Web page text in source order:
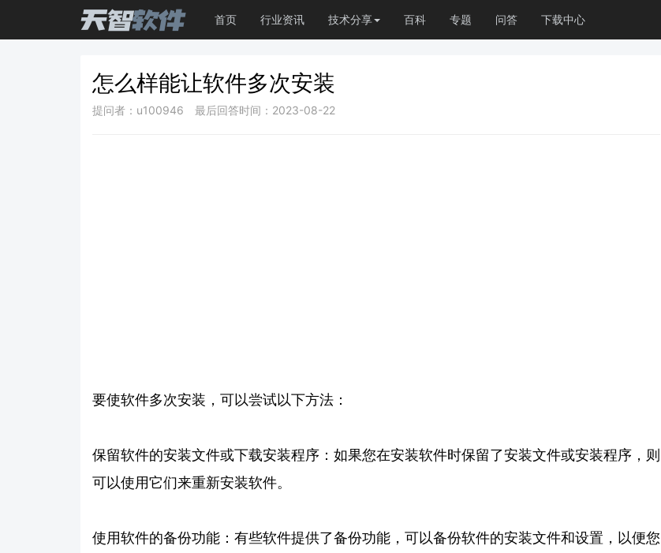
首页 行业资讯 技术分享 百科 专题 问答 下载中心
怎么样能让软件多次安装
提问者：u100946 最后回答时间：2023-08-22
要使软件多次安装，可以尝试以下方法：
保留软件的安装文件或下载安装程序：如果您在安装软件时保留了安装文件或安装程序，则
可以使用它们来重新安装软件。
使用软件的备份功能：有些软件提供了备份功能，可以备份软件的安装文件和设置，以便您